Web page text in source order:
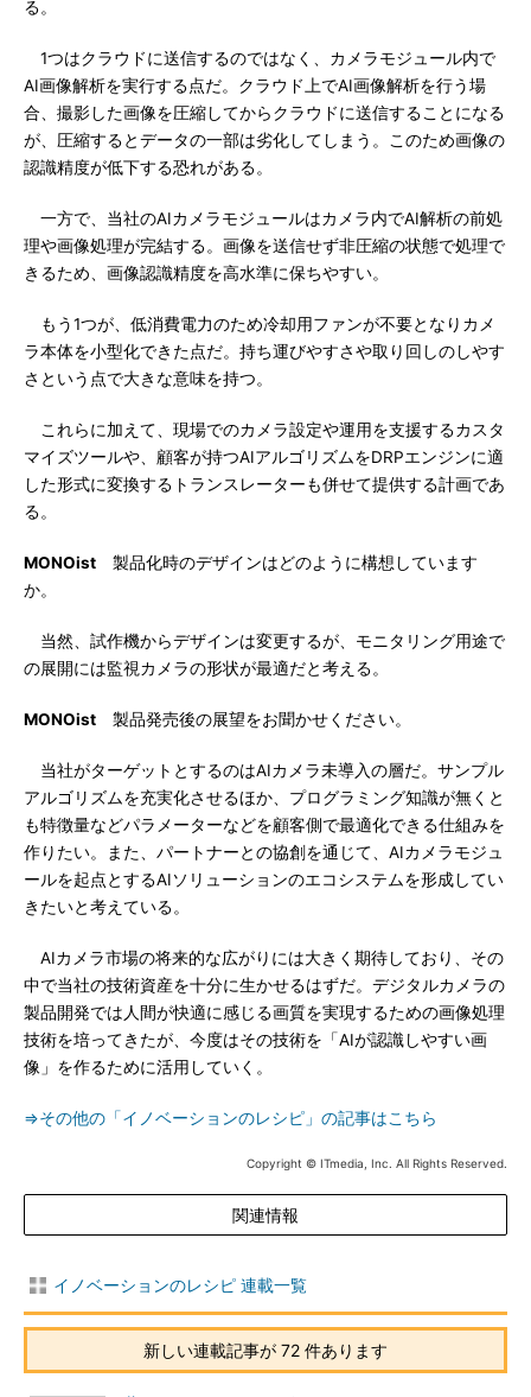
る。
1つはクラウドに送信するのではなく、カメラモジュール内で
AI画像解析を実行する点だ。クラウド上でAI画像解析を行う場
合、撮影した画像を圧縮してからクラウドに送信することになる
が、圧縮するとデータの一部は劣化してしまう。このため画像の
認識精度が低下する恐れがある。
一方で、当社のAIカメラモジュールはカメラ内でAI解析の前処
理や画像処理が完結する。画像を送信せず非圧縮の状態で処理で
きるため、画像認識精度を高水準に保ちやすい。
もう1つが、低消費電力のため冷却用ファンが不要となりカメ
ラ本体を小型化できた点だ。持ち運びやすさや取り回しのしやす
さという点で大きな意味を持つ。
これらに加えて、現場でのカメラ設定や運用を支援するカスタ
マイズツールや、顧客が持つAIアルゴリズムをDRPエンジンに適
した形式に変換するトランスレーターも併せて提供する計画であ
る。
MONOist 製品化時のデザインはどのように構想しています
か。
当然、試作機からデザインは変更するが、モニタリング用途で
の展開には監視カメラの形状が最適だと考える。
MONOist 製品発売後の展望をお聞かせください。
当社がターゲットとするのはAIカメラ未導入の層だ。サンプル
アルゴリズムを充実化させるほか、プログラミング知識が無くと
も特徴量などパラメーターなどを顧客側で最適化できる仕組みを
作りたい。また、パートナーとの協創を通じて、AIカメラモジュ
ールを起点とするAIソリューションのエコシステムを形成してい
きたいと考えている。
AIカメラ市場の将来的な広がりには大きく期待しており、その
中で当社の技術資産を十分に生かせるはずだ。デジタルカメラの
製品開発では人間が快適に感じる画質を実現するための画像処理
技術を培ってきたが、今度はその技術を「AIが認識しやすい画
像」を作るために活用していく。
⇒その他の「イノベーションのレシピ」の記事はこちら
Copyright © ITmedia, Inc. All Rights Reserved.
関連情報
イノベーションのレシピ 連載一覧
新しい連載記事が 72 件あります